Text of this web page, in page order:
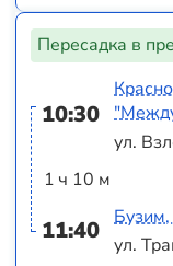
Пересадка в
10:30
1 ч 10 м
11:40
ул.
Бузим,
ул.